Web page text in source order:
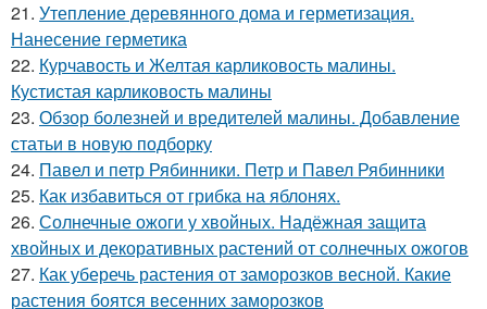
21. Утепление деревянного дома и герметизация.
Нанесение герметика
22. Курчавость и Желтая карликовость малины.
Кустистая карликовость малины
23. Обзор болезней и вредителей малины. Добавление
статьи в новую подборку
24. Павел и петр Рябинники. Петр и Павел Рябинники
25. Как избавиться от грибка на яблонях.
26. Солнечные ожоги у хвойных. Надёжная защита
хвойных и декоративных растений от солнечных ожогов
27. Как уберечь растения от заморозков весной. Какие
растения боятся весенних заморозков